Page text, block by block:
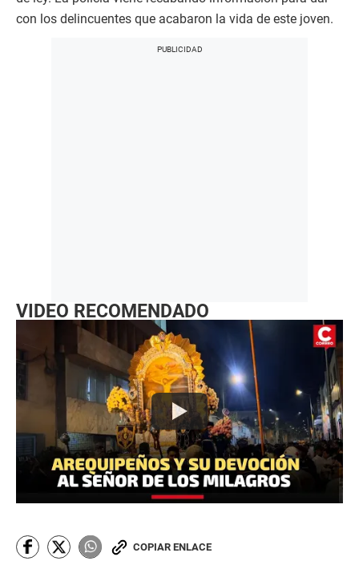
con los delincuentes que acabaron la vida de este joven.
VIDEO RECOMENDADO
COPIAR ENLACE